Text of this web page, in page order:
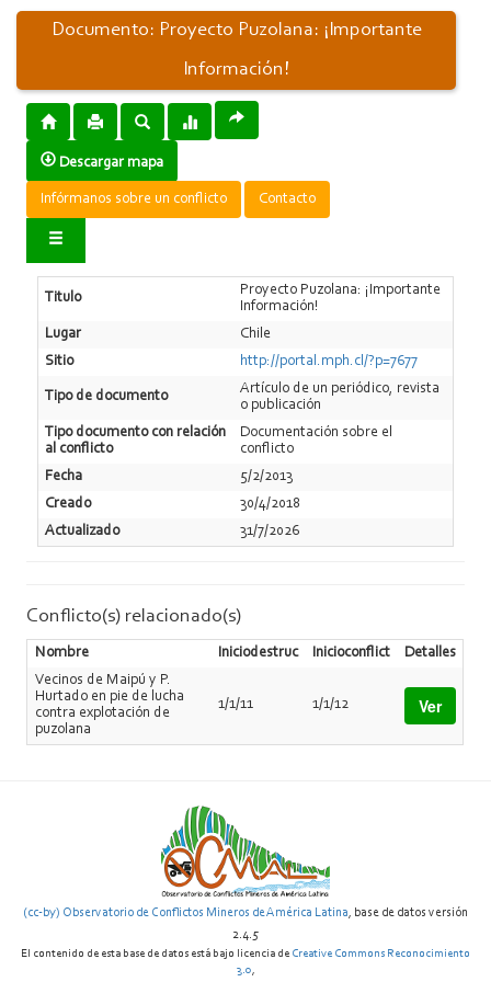
Documento: Proyecto Puzolana: ¡Importante
Información!
Descargar mapa
Infórmanos sobre un conflicto Contacto
Titulo
Proyecto Puzolana: ¡Importante
Información!
Lugar
Chile
Sitio
http://portal.mph.cl/?p=7677
Tipo de documento
Artí­culo de un periódico, revista
o publicación
Tipo documento con relación
al conflicto
Documentación sobre el
conflicto
Fecha
5/2/2013
Creado
30/4/2018
Actualizado
31/7/2026
Conflicto(s) relacionado(s)
Nombre Iniciodestruc Inicioconflict
Detalles
Vecinos de Maipú y P.
Hurtado en pie de lucha
contra explotación de
puzolana
1/1/11 1/1/12 Ver
(cc-by) Observatorio de Conflictos Mineros de América Latina, base de datos versión
2.4.5
El contenido de esta base de datos está bajo licencia de Creative Commons Reconocimiento
3.0,